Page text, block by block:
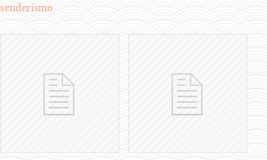
senderismo